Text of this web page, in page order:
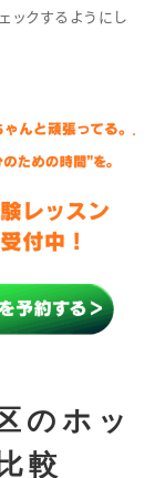
ックするようにし
のホッ
較